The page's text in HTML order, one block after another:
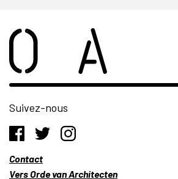
Suivez-nous
Contact
Vers Orde van Architecten